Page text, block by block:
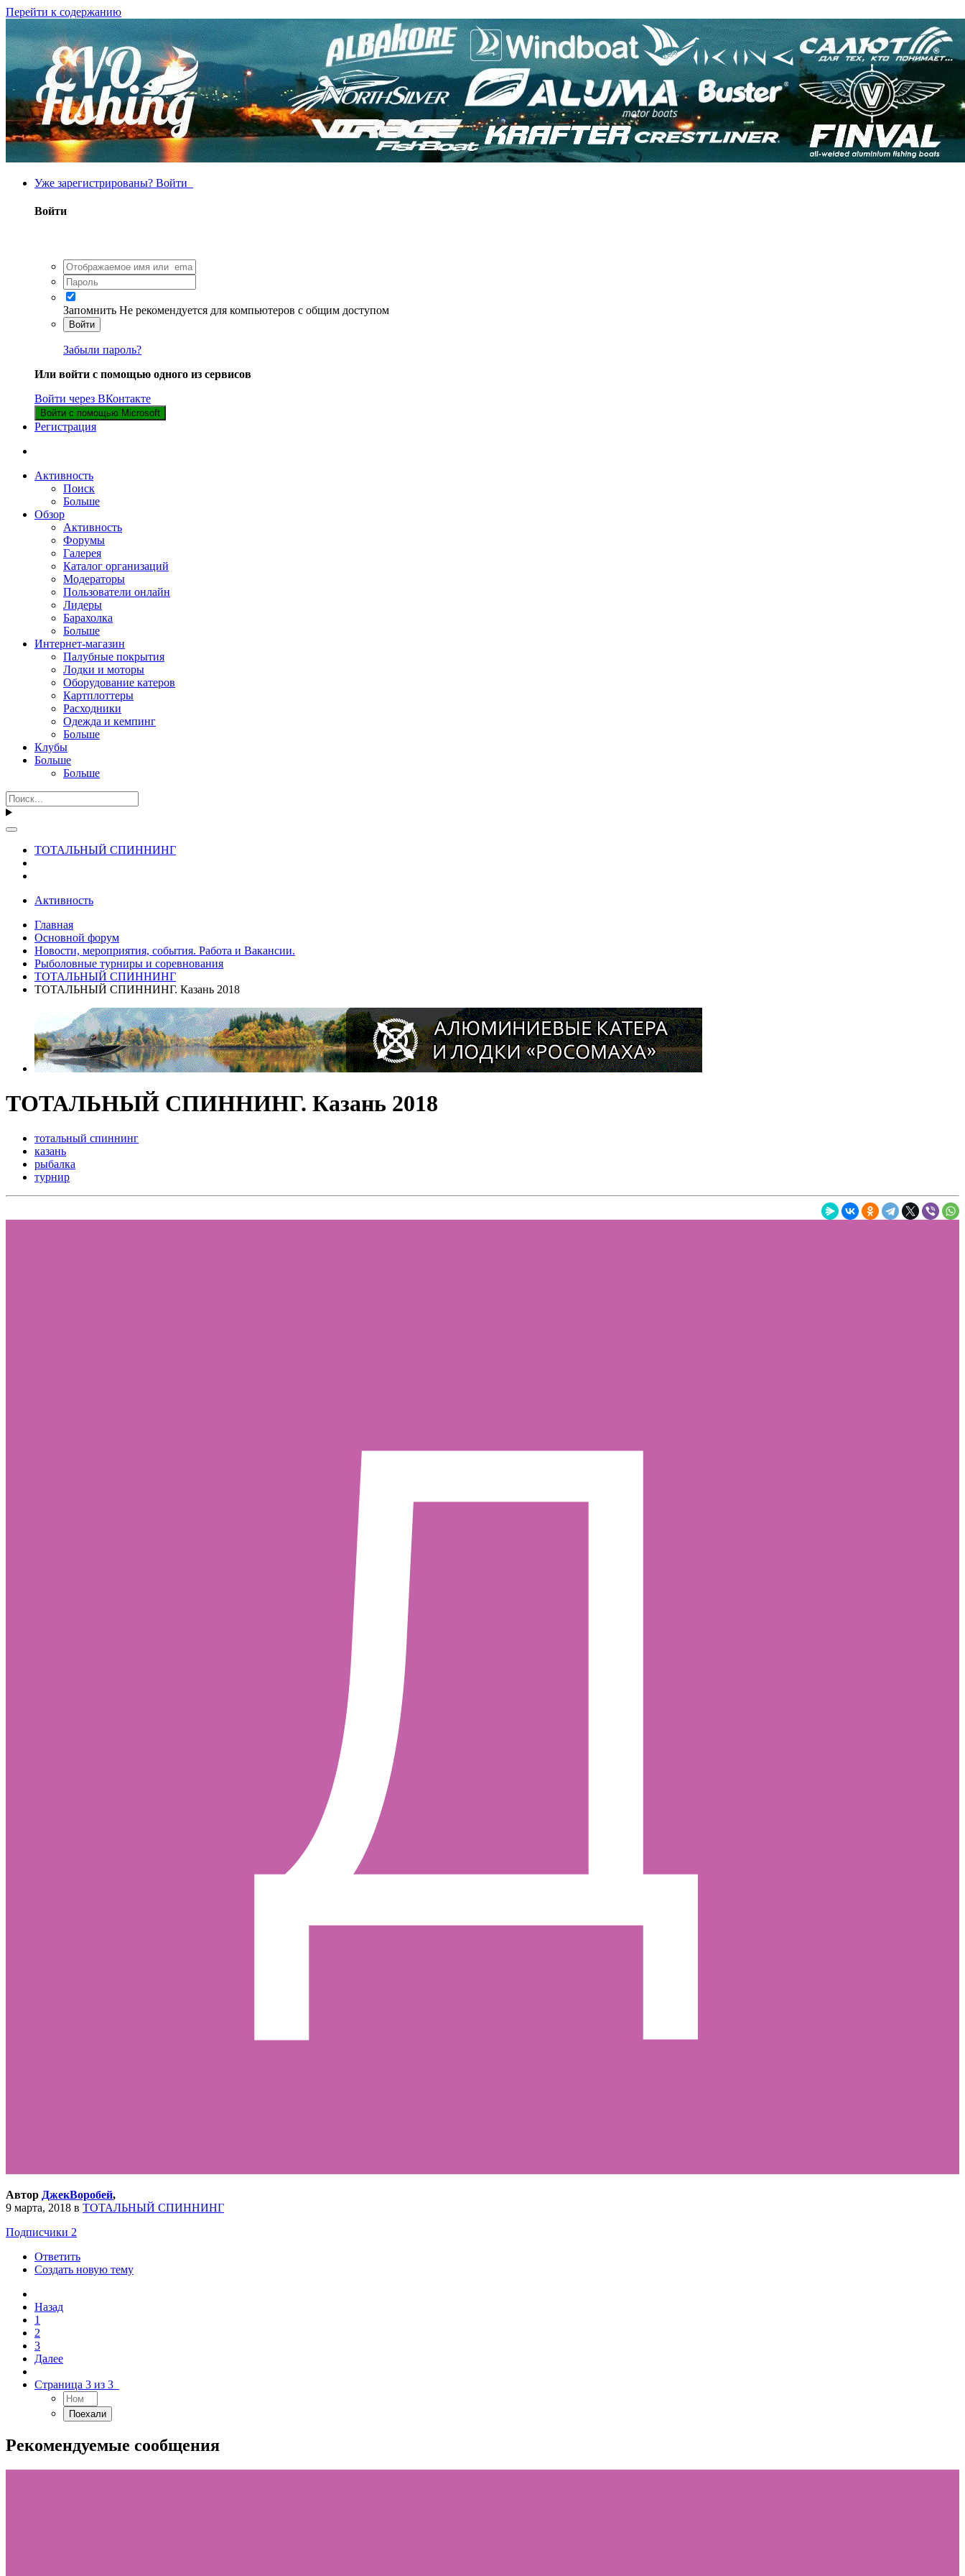
Перейти к содержанию
Уже зарегистрированы? Войти
Войти
Запомнить Не рекомендуется для компьютеров с общим доступом
Войти
Забыли пароль?
Или войти с помощью одного из сервисов
Войти через ВКонтакте
Войти с помощью Microsoft
Регистрация
Активность
Поиск
Больше
Обзор
Активность
Форумы
Галерея
Каталог организаций
Модераторы
Пользователи онлайн
Лидеры
Барахолка
Больше
Интернет-магазин
Палубные покрытия
Лодки и моторы
Оборудование катеров
Картплоттеры
Расходники
Одежда и кемпинг
Больше
Клубы
Больше
Больше
ТОТАЛЬНЫЙ СПИННИНГ
Активность
Главная
Основной форум
Новости, мероприятия, события. Работа и Вакансии.
Рыболовные турниры и соревнования
ТОТАЛЬНЫЙ СПИННИНГ
ТОТАЛЬНЫЙ СПИННИНГ. Казань 2018
ТОТАЛЬНЫЙ СПИННИНГ. Казань 2018
тотальный спиннинг
казань
рыбалка
турнир
Автор ДжекВоробей,
9 марта, 2018 в ТОТАЛЬНЫЙ СПИННИНГ
Подписчики 2
Ответить
Создать новую тему
Назад
1
2
3
Далее
Страница 3 из 3
Рекомендуемые сообщения